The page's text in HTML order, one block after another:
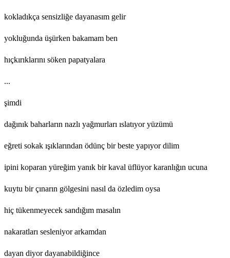
kokladıkça sensizliğe dayanasım gelir
yokluğunda üşürken bakamam ben
hıçkırıklarını söken papatyalara
...
şimdi
dağınık baharların nazlı yağmurları ıslatıyor yüzümü
eğreti sokak ışıklarından ödünç bir beste yapıyor dilim
ipini koparan yüreğim yanık bir kaval üflüyor karanlığın ucuna
kuytu bir çınarın gölgesini nasıl da özledim oysa
hiç tükenmeyecek sandığım masalın
nakaratları sesleniyor arkamdan
dayan diyor dayanabildiğince